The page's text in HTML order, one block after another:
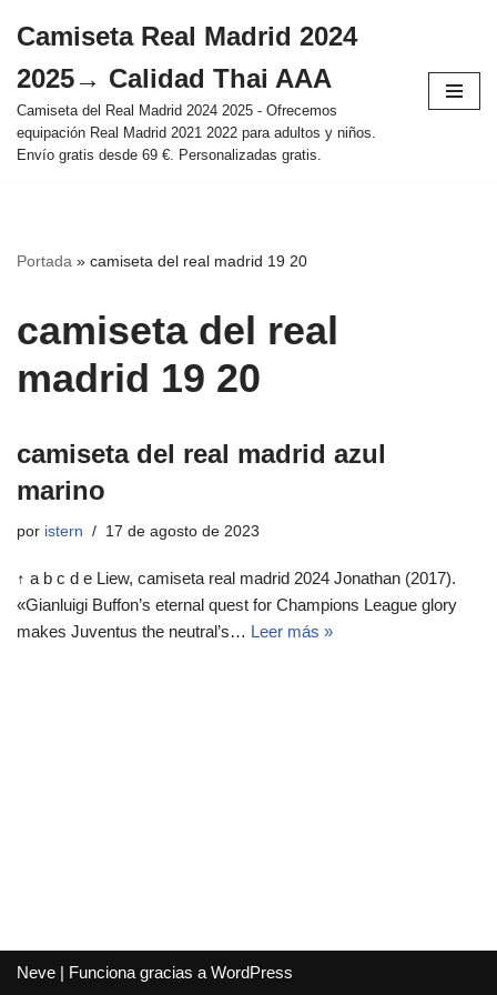
al
contenido
Camiseta Real Madrid 2024
2025→ Calidad Thai AAA
Camiseta del Real Madrid 2024 2025 - Ofrecemos
equipación Real Madrid 2021 2022 para adultos y niños.
Envío gratis desde 69 €. Personalizadas gratis.
Portada » camiseta del real madrid 19 20
camiseta del real
madrid 19 20
camiseta del real madrid azul
marino
por istern 17 de agosto de 2023
↑ a b c d e Liew, camiseta real madrid 2024 Jonathan (2017).
«Gianluigi Buffon’s eternal quest for Champions League glory
makes Juventus the neutral’s… Leer más »
Neve | Funciona gracias a WordPress